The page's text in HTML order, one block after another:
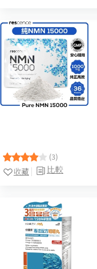
(3)
比較
收藏